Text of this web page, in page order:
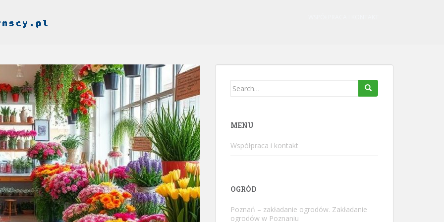
Search
MENU
Współpraca i kontakt
OGRÓD
Poznań – zakładanie ogrodów. Zakładanie
ogrodów w Poznaniu